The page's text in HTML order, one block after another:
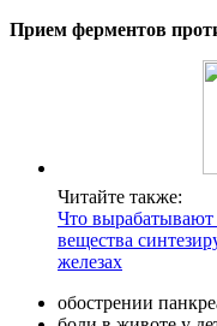
Прием ферментов
Читайте также:
Что
вещества
железах
обострении